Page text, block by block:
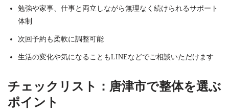
勉強や家事、仕事と両立しながら無理なく続けられるサポート
体制
次回予約も柔軟に調整可能
生活の変化や気になることもLINEなどでご相談いただけます
チェックリスト：唐津市で整体を選ぶ
ポイント